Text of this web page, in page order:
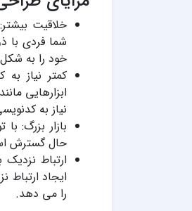
شما فردی با
خود را به
کمتر نیاز
نیاز به
بازار بزرگ:
حال گسترش
ارتباط
ایجاد ارتباط
را می دهد.